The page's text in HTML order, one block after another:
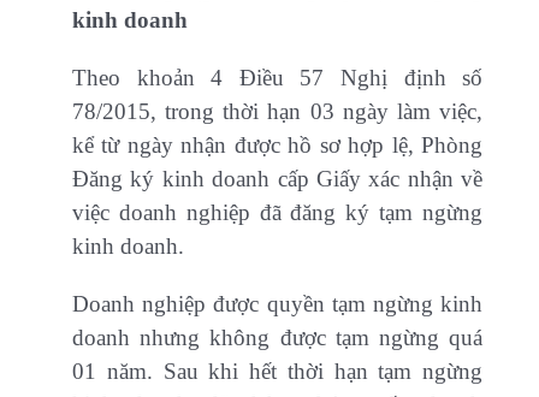
kinh doanh
Theo khoản 4 Điều 57 Nghị định số
78/2015, trong thời hạn 03 ngày làm việc,
kể từ ngày nhận được hồ sơ hợp lệ, Phòng
Đăng ký kinh doanh cấp Giấy xác nhận về
việc doanh nghiệp đã đăng ký tạm ngừng
kinh doanh.
Doanh nghiệp được quyền tạm ngừng kinh
doanh nhưng không được tạm ngừng quá
01 năm. Sau khi hết thời hạn tạm ngừng